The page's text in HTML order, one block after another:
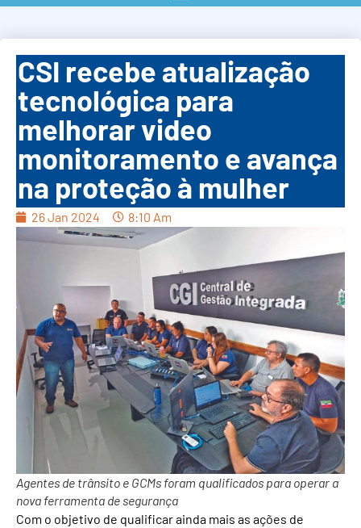
CSI recebe atualização
tecnológica para
melhorar video
monitoramento e avança
na proteção à mulher
26 Jan 2024 8:10 Am
Agentes de trânsito e GCMs foram qualificados para operar a
nova ferramenta de segurança
Com o objetivo de qualificar ainda mais as ações de